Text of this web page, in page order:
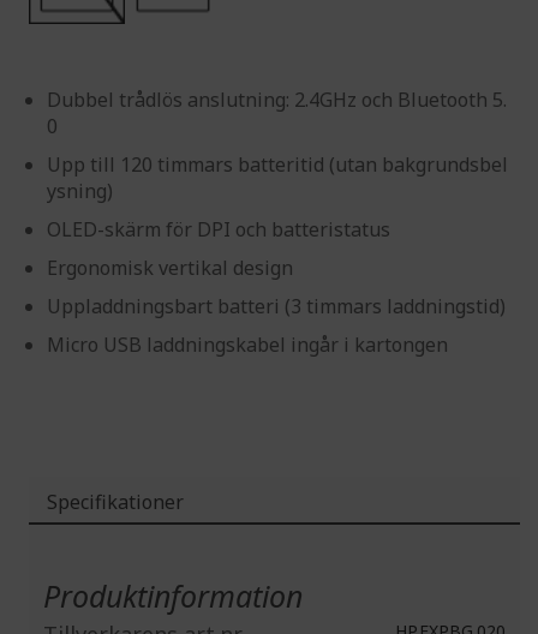
Dubbel trådlös anslutning: 2.4GHz och Bluetooth 5.
0
Upp till 120 timmars batteritid (utan bakgrundsbel
ysning)
OLED-skärm för DPI och batteristatus
Ergonomisk vertikal design
Uppladdningsbart batteri (3 timmars laddningstid)
Micro USB laddningskabel ingår i kartongen
Specifikationer
Produktinformation